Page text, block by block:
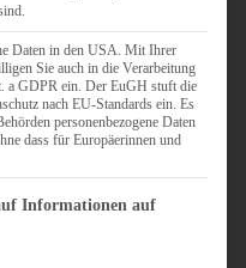
– Ein
Daten in den USA. Mit Ihrer
Sie auch in die Verarbeitung
a GDPR ein. Der EuGH stuft die
nach EU-Standards ein. Es
personenbezogene Daten
dass für Europäerinnen und
des IAB Transparency and Consent
Informationen auf